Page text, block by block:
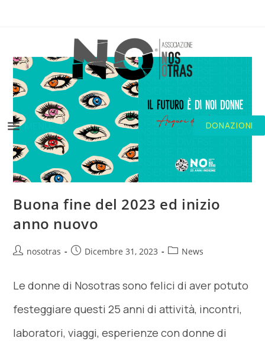
MENU DONAZIONI
Buona fine del 2023 ed inizio
anno nuovo
nosotras Dicembre 31, 2023 News
Le donne di Nosotras sono felici di aver potuto
festeggiare questi 25 anni di attività, incontri,
laboratori, viaggi, esperienze con donne di